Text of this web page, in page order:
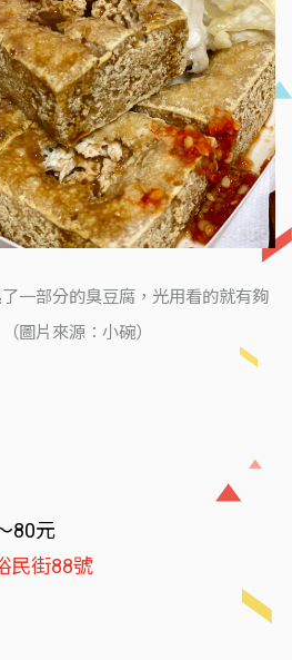
一部分的臭豆腐，光用看的就有夠
圖片來源：小碗）
80元
民街88號